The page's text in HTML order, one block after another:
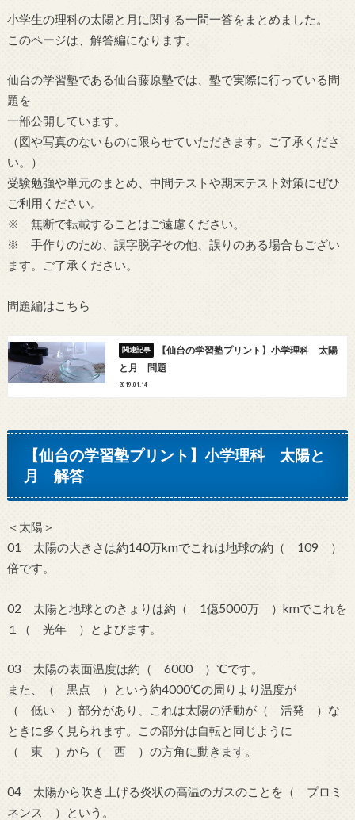
小学生の理科の太陽と月に関する一問一答をまとめました。
このページは、解答編になります。
仙台の学習塾である仙台藤原塾では、塾で実際に行っている問
題を
一部公開しています。
（図や写真のないものに限らせていただきます。ご了承くださ
い。）
受験勉強や単元のまとめ、中間テストや期末テスト対策にぜひ
ご利用ください。
※ 無断で転載することはご遠慮ください。
※ 手作りのため、誤字脱字その他、誤りのある場合もござい
ます。ご了承ください。
問題編はこちら
【仙台の学習塾プリント】小学理科 太陽
と月 問題
2019.01.14
【仙台の学習塾プリント】小学理科 太陽と
月 解答
＜太陽＞
01 太陽の大きさは約140万kmでこれは地球の約（ 109 ）
倍です。
02 太陽と地球とのきょりは約（ 1億5000万 ）kmでこれを
１（ 光年 ）とよびます。
03 太陽の表面温度は約（ 6000 ）℃です。
また、（ 黒点 ）という約4000℃の周りより温度が
（ 低い ）部分があり、これは太陽の活動が（ 活発 ）な
ときに多く見られます。この部分は自転と同じように
（ 東 ）から（ 西 ）の方角に動きます。
04 太陽から吹き上げる炎状の高温のガスのことを（ プロミ
ネンス ）という。